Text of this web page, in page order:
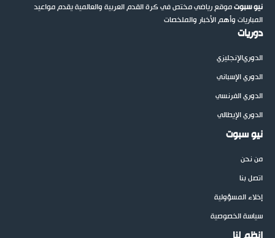
نيو سبوتموقع رياضي مختص في كرة القدم العربية والعالمية يقدم مواعيد
المباريات وأهم الأخبار والملخصات
دوريات
الدوريالإنجليزي
الدوري الإسباني
الدوري الفرنسي
الدوري الإيطالي
نيو سبوت
من نحن
اتصل بنا
إخلاء المسؤولية
سياسة الخصوصية